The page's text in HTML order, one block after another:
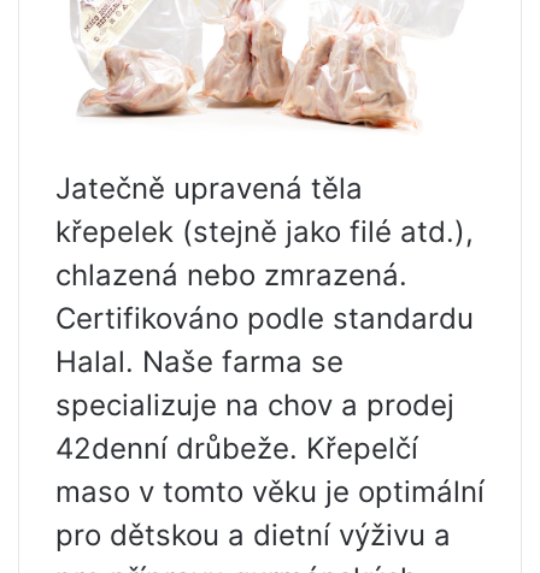
Jatečně upravená těla
křepelek (stejně jako filé atd.),
chlazená nebo zmrazená.
Certifikováno podle standardu
Halal. Naše farma se
specializuje na chov a prodej
42denní drůbeže. Křepelčí
maso v tomto věku je optimální
pro dětskou a dietní výživu a